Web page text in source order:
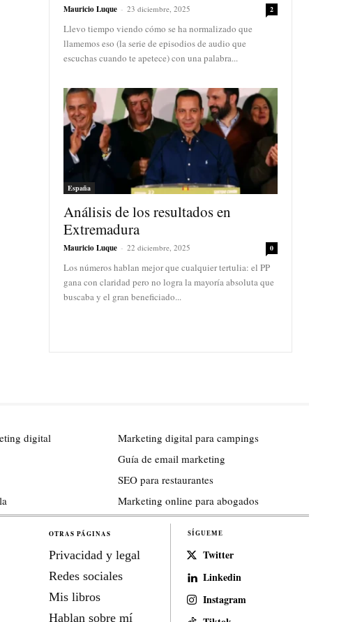
Mauricio Luque - 23 diciembre, 2025 2
Llevo tiempo viendo cómo se ha normalizado que
llamemos eso (la serie de episodios de audio que
escuchas cuando te apetece) con una palabra...
España
Análisis de los resultados en
Extremadura
Mauricio Luque - 22 diciembre, 2025 0
Los números hablan mejor que cualquier tertulia: el PP
gana con claridad pero no logra la mayoría absoluta que
buscaba y el gran beneficiado...
digital
Marketing digital para campings
Guía de email marketing
SEO para restaurantes
Marketing online para abogados
OTRAS PÁGINAS
Privacidad y legal
Redes sociales
Mis libros
Hablan sobre mí
SÍGUEME
Twitter
Linkedin
Instagram